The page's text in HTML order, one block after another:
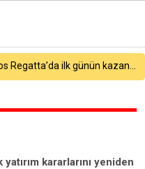
hazırlıklarını sürdürüyor
kararlarını yeniden